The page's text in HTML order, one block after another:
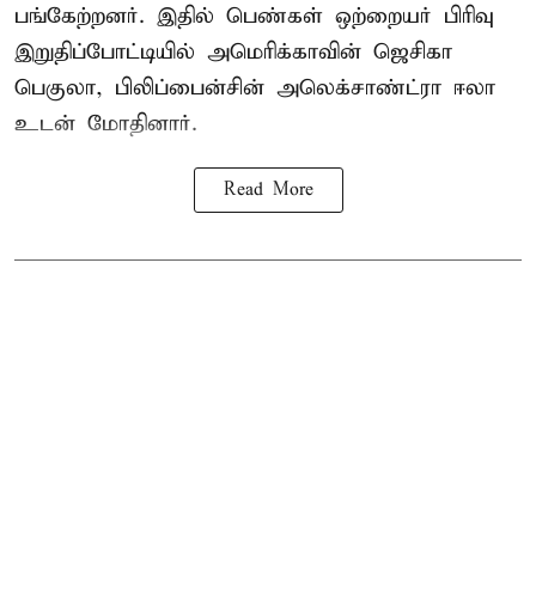
பங்கேற்றனர். இதில் பெண்கள் ஒற்றையர் பிரிவு
இறுதிப்போட்டியில் அமெரிக்காவின் ஜெசிகா
பெகுலா, பிலிப்பைன்சின் அலெக்சாண்ட்ரா ஈலா
உடன் மோதினார்.
Read More